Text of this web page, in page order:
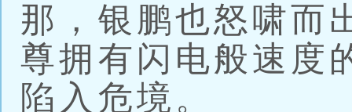
那，银鹏也怒啸而
尊拥有闪电般速度
陷入危境。